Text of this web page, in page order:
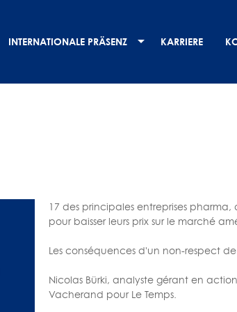
INTERNATIONALE PRÄSENZ KARRIERE
17 des principales entreprises
pour baisser leurs prix sur le marché
Les conséquences d'un non-respect
Nicolas Bürki, analyste gérant en
Vacherand pour Le Temps.